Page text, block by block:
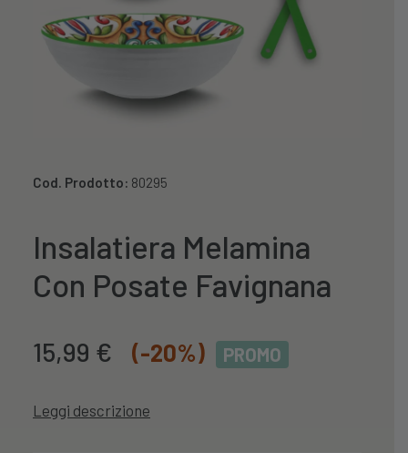
Cod. Prodotto: 80295
Insalatiera Melamina
Con Posate Favignana
Il
originale
era:
15,99 €
attuale
è:
(-20%) PROMO
Leggi descrizione